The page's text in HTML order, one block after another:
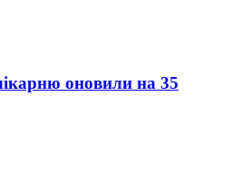
оновили на 35